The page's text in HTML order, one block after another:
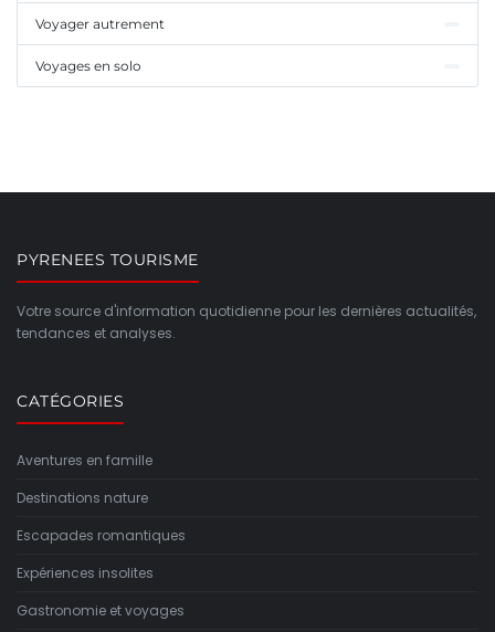
Voyager autrement
Voyages en solo
PYRENEES TOURISME
Votre source d'information quotidienne pour les dernières actualités,
tendances et analyses.
CATÉGORIES
Aventures en famille
Destinations nature
Escapades romantiques
Expériences insolites
Gastronomie et voyages